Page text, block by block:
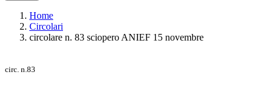
Home
Circolari
circolare n. 83 sciopero ANIEF 15 novembre
circ. n.83